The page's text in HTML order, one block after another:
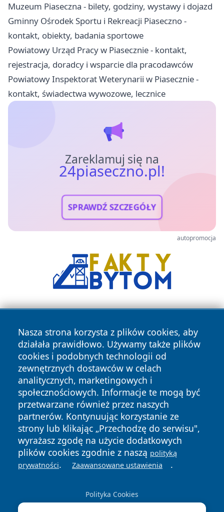
Muzeum Piaseczna - bilety, godziny, wystawy i dojazd
Gminny Ośrodek Sportu i Rekreacji Piaseczno -
kontakt, obiekty, badania sportowe
Powiatowy Urząd Pracy w Piasecznie - kontakt,
rejestracja, doradcy i wsparcie dla pracodawców
Powiatowy Inspektorat Weterynarii w Piasecznie -
kontakt, świadectwa wywozowe, lecznice
Zareklamuj się na
24piaseczno.pl!
SPRAWDŹ SZCZEGÓŁY
autopromocja
Nasza strona korzysta z plików cookies, aby
działała prawidłowo. Używamy także plików
cookies i podobnych technologii od
zewnętrznych dostawców w celach
analitycznych, marketingowych i
społecznościowych. Informacje te mogą być
przetwarzane również przez naszych
partnerów. Kontynuując korzystanie ze
strony lub klikając „Przechodzę do serwisu",
wyrażasz zgodę na użycie dodatkowych
plików cookies zgodnie z naszą polityką
prywatności. Zaawansowane ustawienia .
Polityka Cookies
Copyright © 2026 24piaseczno.pl Wszystkie prawa
zastrzeżone.
News Autorzy
Polityka
Prywatności
Polityka
Cookies